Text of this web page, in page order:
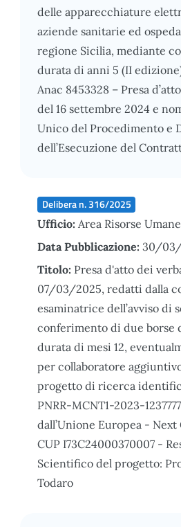
delle apparecchiature
aziende sanitarie ed
regione Sicilia, mediante
durata di anni 5 (II
Anac 8453328 – Presa
del 16 settembre 2024 e
Unico del Procedimento e
dell’Esecuzione del
Delibera n. 316/2025
Ufficio: Area Risorse Umane
Data Pubblicazione: 30/
Titolo: Presa d'atto dei
07/03/2025, redatti dalla
esaminatrice dell’avviso di
conferimento di due borse
durata di mesi 12,
per collaboratore
progetto di ricerca
PNRR-MCNT1-2023-
dall’Unione Europea -
CUP I73C24000370007 -
Scientifico del progetto:
Todaro